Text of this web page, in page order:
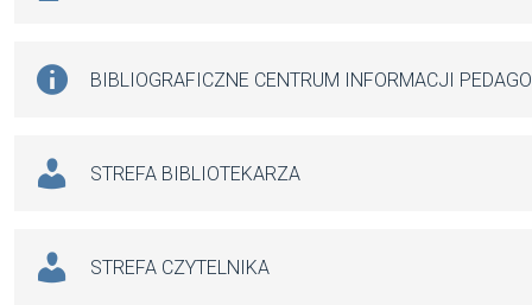
BIBLIOGRAFICZNE CENTRUM INFORMACJI
STREFA BIBLIOTEKARZA
STREFA CZYTELNIKA